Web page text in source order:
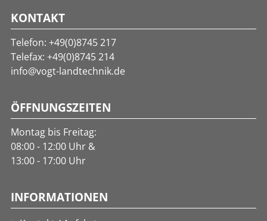
KONTAKT
Telefon: +49(0)8745 217
Telefax: +49(0)8745 214
info@vogt-landtechnik.de
ÖFFNUNGSZEITEN
Montag bis Freitag:
08:00 - 12:00 Uhr &
13:00 - 17:00 Uhr
INFORMATIONEN